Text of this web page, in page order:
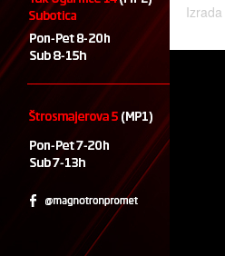
Izrada